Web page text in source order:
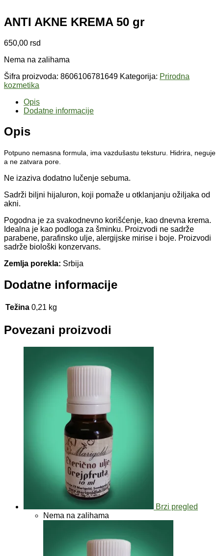
ANTI AKNE KREMA 50 gr
650,00 rsd
Nema na zalihama
Šifra proizvoda: 8606106781649 Kategorija: Prirodna
kozmetika
Opis
Dodatne informacije
Opis
Potpuno nemasna formula, ima vazdušastu teksturu. Hidrira, neguje
a ne zatvara pore.
Ne izaziva dodatno lučenje sebuma.
Sadrži biljni hijaluron, koji pomaže u otklanjanju ožiljaka od
akni.
Pogodna je za svakodnevno korišćenje, kao dnevna krema.
Idealna je kao podloga za šminku. Proizvodi ne sadrže
parabene, parafinsko ulje, alergijske mirise i boje. Proizvodi
sadrže biološki konzervans.
Zemlja porekla: Srbija
Dodatne informacije
Težina 0,21 kg
Povezani proizvodi
Brzi pregled
Nema na zalihama